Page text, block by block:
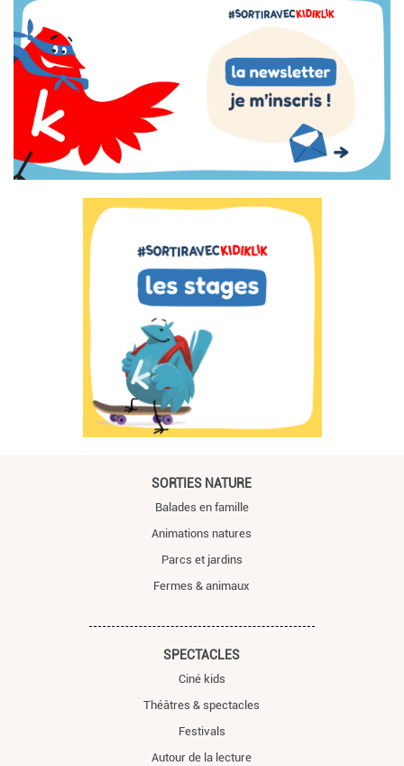
SORTIES NATURE
Balades en famille
Animations natures
Parcs et jardins
Fermes & animaux
SPECTACLES
Ciné kids
Théâtres & spectacles
Festivals
Autour de la lecture